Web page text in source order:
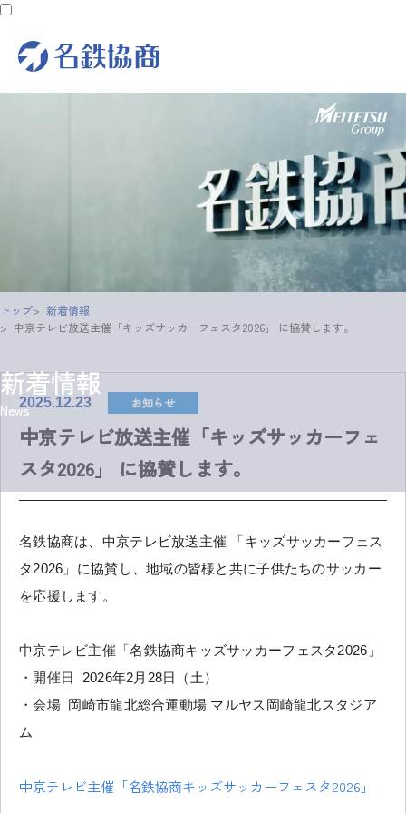
新着情報
News
トップ
新着情報
中京テレビ放送主催「キッズサッカーフェスタ2026」 に協賛します。
2025.12.23 お知らせ
中京テレビ放送主催「キッズサッカーフェ
スタ2026」 に協賛します。
名鉄協商は、中京テレビ放送主催 「キッズサッカーフェス
タ2026」に協賛し、地域の皆様と共に子供たちのサッカー
を応援します。
中京テレビ主催「名鉄協商キッズサッカーフェスタ2026」
・開催日 2026年2月28日（土）
・会場 岡崎市龍北総合運動場 マルヤス岡崎龍北スタジア
ム
中京テレビ主催「名鉄協商キッズサッカーフェスタ2026」